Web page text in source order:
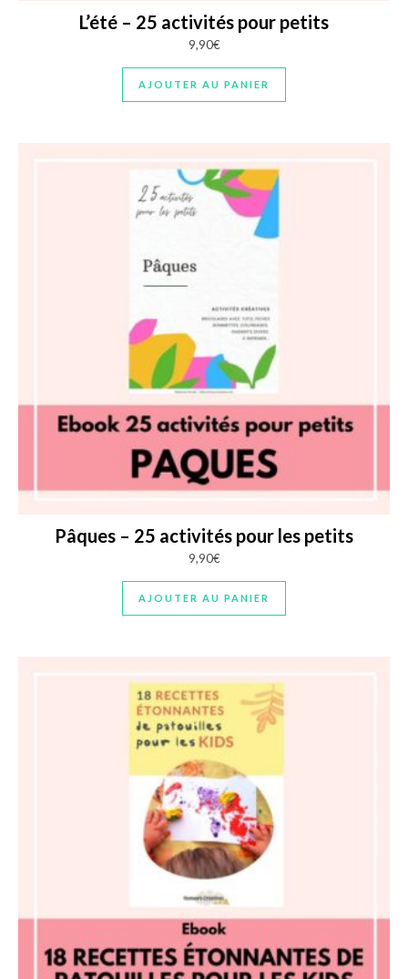
L’été – 25 activités pour petits
9,90€
AJOUTER AU PANIER
Pâques – 25 activités pour les petits
9,90€
AJOUTER AU PANIER